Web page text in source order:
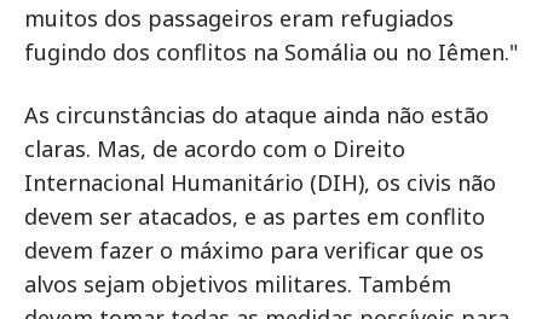
muitos dos passageiros eram refugiados
fugindo dos conflitos na Somália ou no Iêmen."
As circunstâncias do ataque ainda não estão
claras. Mas, de acordo com o Direito
Internacional Humanitário (DIH), os civis não
devem ser atacados, e as partes em conflito
devem fazer o máximo para verificar que os
alvos sejam objetivos militares. Também